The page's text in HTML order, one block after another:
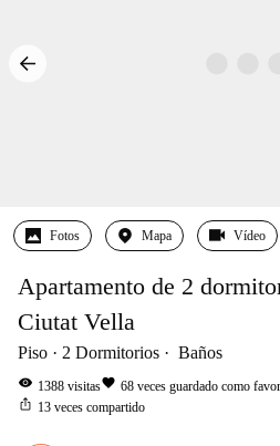
Fotos Mapa Vídeo
Apartamento de 2
Ciutat Vella
Piso 2 Dormitorios Baños
visibility 1388 visitasfavorite 68 veces guardado como
ios_share 13 veces compartido